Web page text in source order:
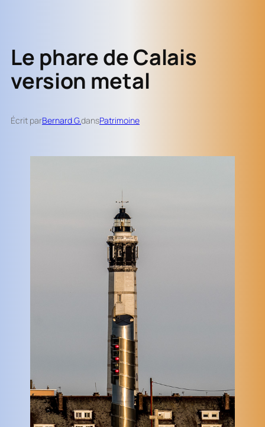
Le phare de Calais
version metal
Écrit parBernard G.dansPatrimoine